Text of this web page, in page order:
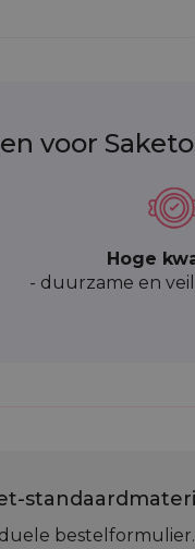
voor
Hoge
- duurzame en
bestelformulier.